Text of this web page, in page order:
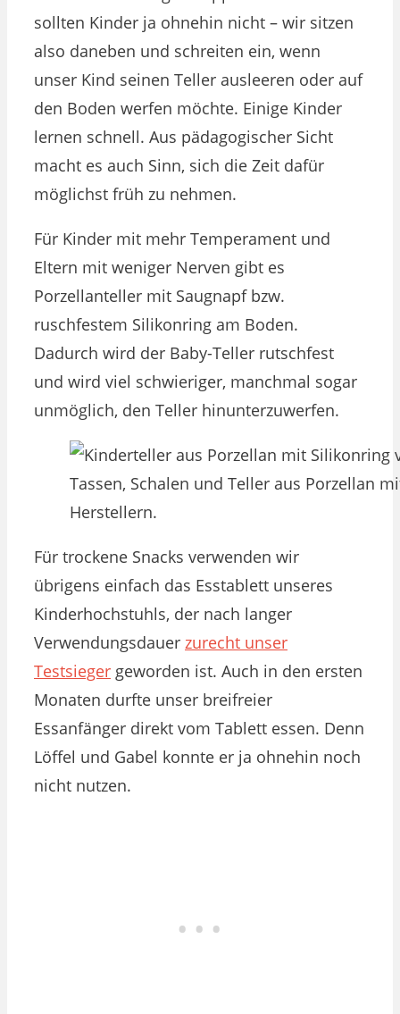
sollten Kinder ja ohnehin nicht – wir sitzen
also daneben und schreiten ein, wenn
unser Kind seinen Teller ausleeren oder auf
den Boden werfen möchte. Einige Kinder
lernen schnell. Aus pädagogischer Sicht
macht es auch Sinn, sich die Zeit dafür
möglichst früh zu nehmen.
Für Kinder mit mehr Temperament und
Eltern mit weniger Nerven gibt es
Porzellanteller mit Saugnapf bzw.
ruschfestem Silikonring am Boden.
Dadurch wird der Baby-Teller rutschfest
und wird viel schwieriger, manchmal sogar
unmöglich, den Teller hinunterzuwerfen.
Tassen, Schalen und Teller aus Porzellan
Herstellern.
Für trockene Snacks verwenden wir
übrigens einfach das Esstablett unseres
Kinderhochstuhls, der nach langer
Verwendungsdauer zurecht unser
Testsieger geworden ist. Auch in den ersten
Monaten durfte unser breifreier
Essanfänger direkt vom Tablett essen. Denn
Löffel und Gabel konnte er ja ohnehin noch
nicht nutzen.